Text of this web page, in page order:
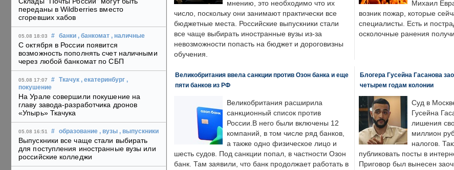
переданы в Wildberries вместо
сгоревших хабов
05.08 18:03 # банки , банкомат , наличные
С октября в России появится
возможность пополнять счет наличными
через любой банкомат по СБП
05.08 17:07 # Ткачук , екатеринбург ,
покушение
На Урале совершили покушение на
главу завода-разработчика дронов
«Упырь» Ткачука
05.08 16:51 # образование , вузы , выпускники
Выпускники все чаще стали выбирать
для поступления иностранные вузы или
российские колледжи
мнению, это необходимо что их
число, поскольку они занимают практически все
бюджетные места. Российские выпускники стали
все чаще выбирать иностранные вузы из-за
невозможности попасть на бюджет и дороговизны
обучения.
Михаил
возник пожар, которые
специалисты. Есть и
осколочные ранения
Великобритания ввела санкции против Озон банка и еще
пяти банков из РФ
Великобритания расширила
санкционный список против
России.В него были включены 12
компаний, в том числе ряд банков,
а также одно физическое лицо и
шесть судов. Под санкции попал, в частности Озон
банк. Там заявили, что банк продолжает работать в
Блогера Гусейна Гасанова
четырем годам колонии
Суд в
Гусейна
лишения
миллион
налогов.
публиковать посты в
Приговор был вынесен